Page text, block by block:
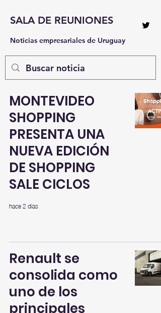
SALA DE REUNIONES
Noticias empresariales de Uruguay
MONTEVIDEO
SHOPPING
PRESENTA UNA
NUEVA EDICIÓN
DE SHOPPING
SALE CICLOS
hace 2 días
Renault se
consolida como
uno de los
principales